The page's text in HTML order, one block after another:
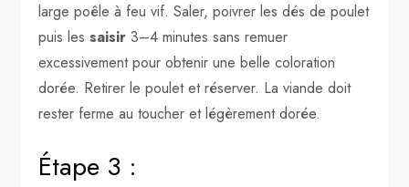
large poêle à feu vif. Saler, poivrer les dés de poulet
puis lessaisir 3–4 minutes sans remuer
excessivement pour obtenir une belle coloration
dorée. Retirer le poulet et réserver. La viande doit
rester ferme au toucher et légèrement dorée.
Étape 3 :